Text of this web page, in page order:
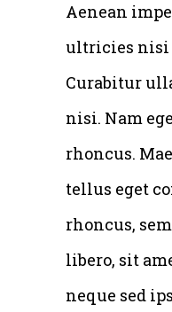
Aenean
ultricies nisi
Curabitur
nisi. Nam
rhoncus.
tellus eget
rhoncus,
libero, sit
neque sed